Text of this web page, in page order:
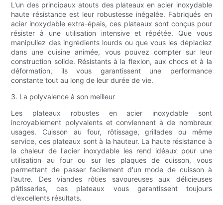
L'un des principaux atouts des plateaux en acier inoxydable
haute résistance est leur robustesse inégalée. Fabriqués en
acier inoxydable extra-épais, ces plateaux sont conçus pour
résister à une utilisation intensive et répétée. Que vous
manipuliez des ingrédients lourds ou que vous les déplaciez
dans une cuisine animée, vous pouvez compter sur leur
construction solide. Résistants à la flexion, aux chocs et à la
déformation, ils vous garantissent une performance
constante tout au long de leur durée de vie.
3. La polyvalence à son meilleur
Les plateaux robustes en acier inoxydable sont
incroyablement polyvalents et conviennent à de nombreux
usages. Cuisson au four, rôtissage, grillades ou même
service, ces plateaux sont à la hauteur. La haute résistance à
la chaleur de l'acier inoxydable les rend idéaux pour une
utilisation au four ou sur les plaques de cuisson, vous
permettant de passer facilement d'un mode de cuisson à
l'autre. Des viandes rôties savoureuses aux délicieuses
pâtisseries, ces plateaux vous garantissent toujours
d'excellents résultats.